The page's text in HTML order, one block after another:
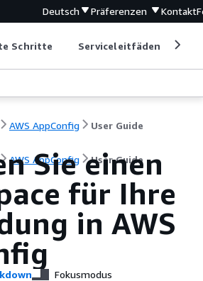
Deutsch Präferenzen Kontakt
Schritte Serviceleitfäden
AWS AppConfig User Guide
AWS AppConfig User Guide
Sie einen
für Ihre
in AWS
Fokusmodus